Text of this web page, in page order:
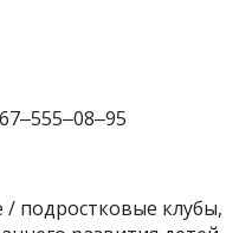
/ подростковые клубы,